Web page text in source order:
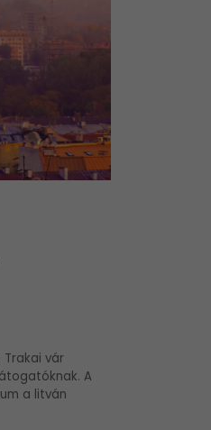
vár
A
a litván